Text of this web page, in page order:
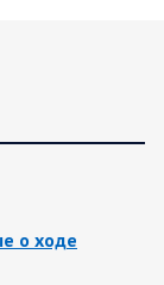
о ходе